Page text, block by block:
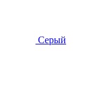
Серый